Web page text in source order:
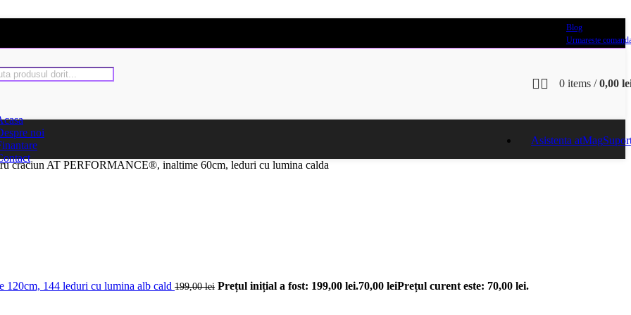
Blog
Urmareste
0 items / 0,00
noi
Asistenta atMag
craciun AT PERFORMANCE®, inaltime 60cm, leduri cu lumina calda
120cm, 144 leduri cu lumina alb cald 199,00lei Prețul inițial a fost: 199,00 lei.70,00 leiPrețul curent este: 70,00 lei.